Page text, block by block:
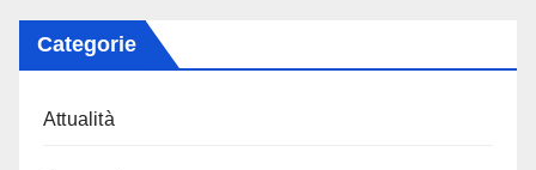
Categorie
Attualità